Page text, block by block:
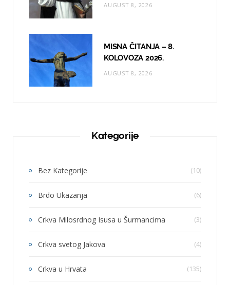
AUGUST 8, 2026
MISNA ČITANJA – 8.
KOLOVOZA 2026.
AUGUST 8, 2026
Kategorije
Bez Kategorije (10)
Brdo Ukazanja (6)
Crkva Milosrdnog Isusa u Šurmancima (3)
Crkva svetog Jakova (4)
Crkva u Hrvata (135)